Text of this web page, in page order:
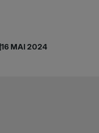
16 MAI 2024